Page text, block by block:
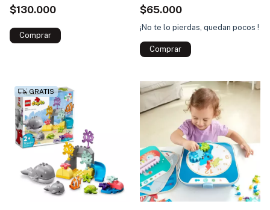
$130.000 $65.000
¡No te lo pierdas, quedan pocos !
GRATIS